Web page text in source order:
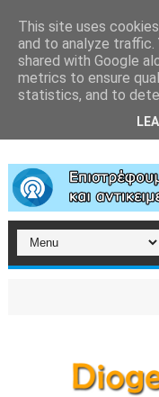
This site uses
and to analyze traffic.
shared with Google
metrics to ensure
statistics, and to